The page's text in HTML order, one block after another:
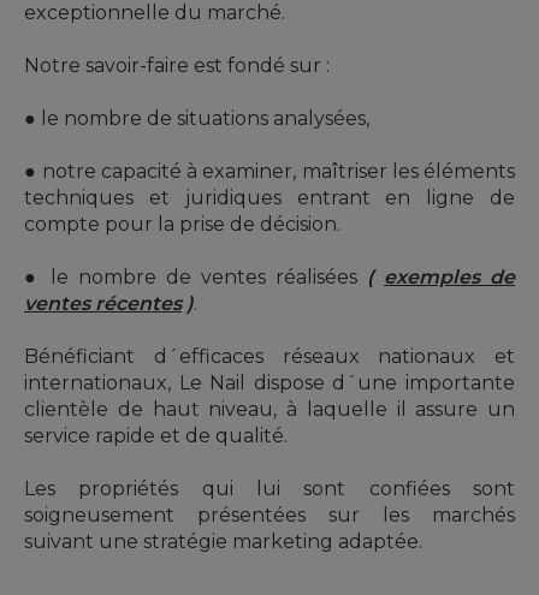
exceptionnelle du marché.
Notre savoir-faire est fondé sur :
● le nombre de situations analysées,
● notre capacité à examiner, maîtriser les éléments
techniques et juridiques entrant en ligne de
compte pour la prise de décision.
● le nombre de ventes réalisées ( exemples de
ventes récentes ).
Bénéficiant d´efficaces réseaux nationaux et
internationaux, Le Nail dispose d´une importante
clientèle de haut niveau, à laquelle il assure un
service rapide et de qualité.
Les propriétés qui lui sont confiées sont
soigneusement présentées sur les marchés
suivant une stratégie marketing adaptée.